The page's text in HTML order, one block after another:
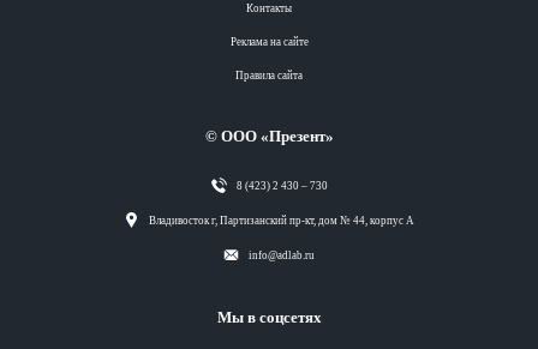
Контакты
Реклама на сайте
Правила сайта
© ООО «Презент»
8 (423) 2 430 – 730
Владивосток г, Партизанский пр-кт, дом № 44, корпус А
info@adlab.ru
Мы в соцсетях